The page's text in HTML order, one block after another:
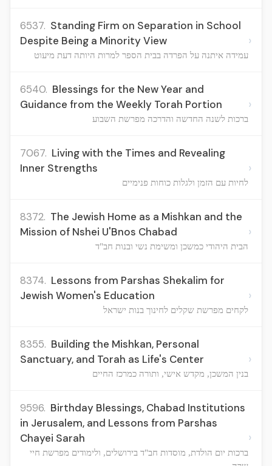
6537. Standing Firm on Separation in School
Despite Being a Minority View
עמידה איתנה על הפרדה בבית הספר למרות היותה דעת מיעוט
›
6540. Blessings for the New Year and
Guidance from the Weekly Torah Portion
ברכות לשנה החדשה והדרכה מפרשת השבוע
›
7067. Living with the Times and Revealing
Inner Strengths
לחיות עם הזמן ולגלות כוחות פנימיים
›
8372. The Jewish Home as a Mishkan and the
Mission of Nshei U'Bnos Chabad
הבית היהודי כמשכן ומשימת נשי ובנות חב"ד
›
8374. Lessons from Parshas Shekalim for
Jewish Women's Education
לקחים מפרשת שקלים לחינוך בנות ישראל
›
8355. Building the Mishkan, Personal
Sanctuary, and Torah as Life's Center
בנין המשכן, מקדש אישי, ותורה כמרכז החיים
›
9596. Birthday Blessings, Chabad Institutions
in Jerusalem, and Lessons from Parshas
Chayei Sarah
ברכות יום הולדת, מוסדות חב"ד בירושלים, ולימודים מפרשת חיי
›